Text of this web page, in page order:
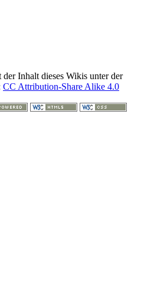
Inhalt dieses Wikis unter der
CC Attribution-Share Alike 4.0